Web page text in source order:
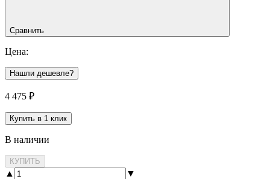
Сравнить
Цена:
Нашли дешевле?
4 475 ₽
Купить в 1 клик
В наличии
КУПИТЬ
▲
▼